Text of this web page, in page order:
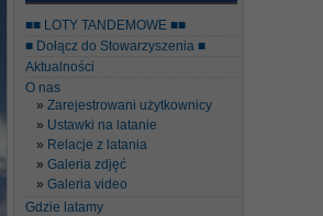
■■ LOTY TANDEMOWE ■■
■ Dołącz do Stowarzyszenia ■
Aktualności
O nas
Zarejestrowani użytkownicy
Ustawki na latanie
Relacje z latania
Galeria zdjęć
Galeria video
Gdzie latamy